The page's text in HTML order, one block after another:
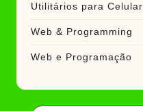
Utilitários para Celular
Web & Programming
Web e Programação